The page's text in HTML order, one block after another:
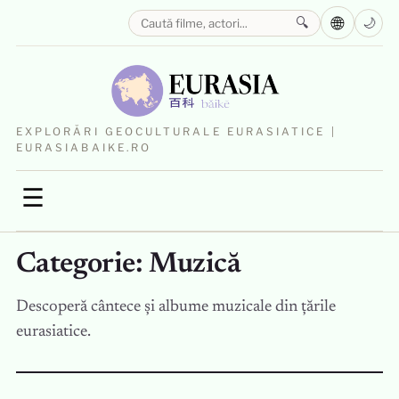
EXPLORĂRI GEOCULTURALE EURASIATICE |
EURASIABAIKE.RO
☰
🔍 🌐 🌙
Categorie: Muzică
Descoperă cântece și albume muzicale din țările
eurasiatice.